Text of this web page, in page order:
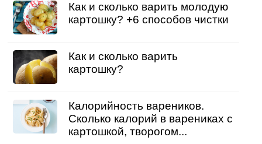
Как и сколько варить молодую
картошку? +6 способов чистки
Как и сколько варить
картошку?
Калорийность вареников.
Сколько калорий в варениках с
картошкой, творогом...